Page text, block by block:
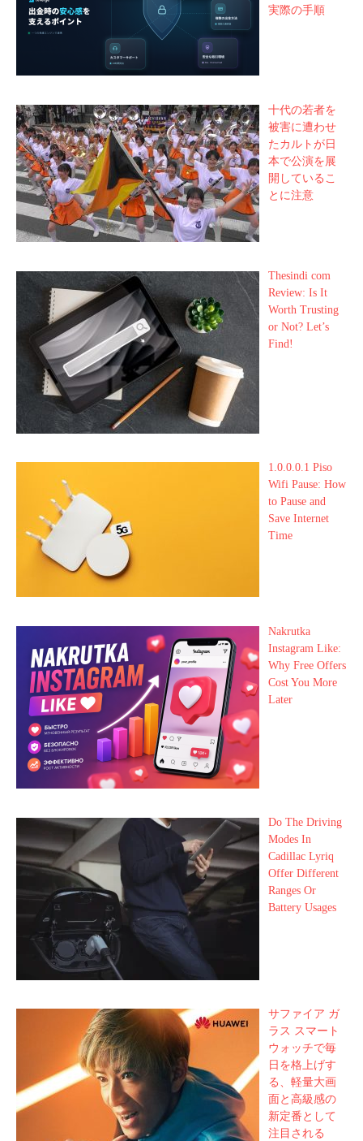
実際の手順
十代の若者を
被害に遭わせ
たカルトが日
本で公演を展
開しているこ
とに注意
Thesindi com
Review: Is It
Worth Trusting
or Not? Let’s
Find!
1.0.0.0.1 Piso
Wifi Pause: How
to Pause and
Save Internet
Time
Nakrutka
Instagram Like:
Why Free Offers
Cost You More
Later
Do The Driving
Modes In
Cadillac Lyriq
Offer Different
Ranges Or
Battery Usages
サファイア ガ
ラス スマート
ウォッチで毎
日を格上げす
る、軽量大画
面と高級感の
新定番として
注目される